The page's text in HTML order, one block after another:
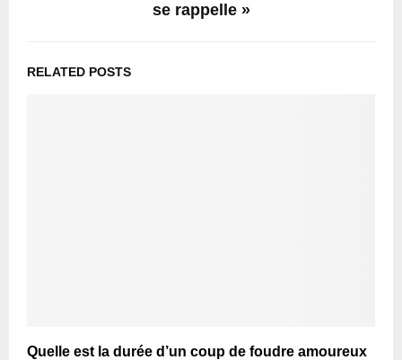
se rappelle »
RELATED POSTS
Quelle est la durée d’un coup de foudre amoureux